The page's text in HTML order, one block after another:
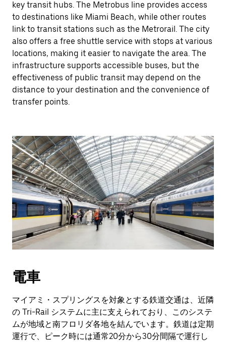
key transit hubs. The Metrobus line provides access
to destinations like Miami Beach, while other routes
link to transit stations such as the Metrorail. The city
also offers a free shuttle service with stops at various
locations, making it easier to navigate the area. The
infrastructure supports accessible buses, but the
effectiveness of public transit may depend on the
distance to your destination and the convenience of
transfer points.
電車
マイアミ・スプリングスを対象とする鉄道交通は、近隣
の Tri-Rail システムに主に支えられており、このシステ
ムが地域と南フロリダ各地を結んでいます。鉄道は定期
運行で、ピーク時には通常20分から30分間隔で運行し